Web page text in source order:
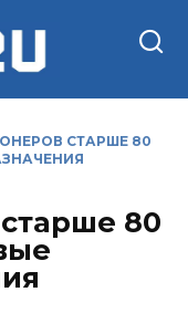
СТАРШЕ 80
80